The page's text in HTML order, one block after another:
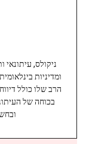
ומדיניות
הרב שלו כולל
בכוחה של